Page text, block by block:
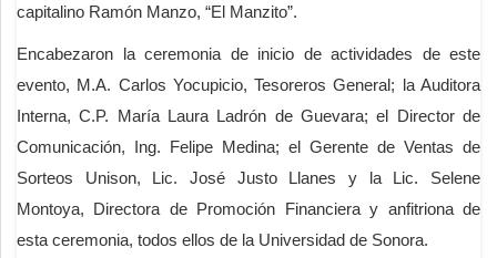
capitalino Ramón Manzo, “El Manzito”.
Encabezaron la ceremonia de inicio de actividades de este
evento, M.A. Carlos Yocupicio, Tesoreros General; la Auditora
Interna, C.P. María Laura Ladrón de Guevara; el Director de
Comunicación, Ing. Felipe Medina; el Gerente de Ventas de
Sorteos Unison, Lic. José Justo Llanes y la Lic. Selene
Montoya, Directora de Promoción Financiera y anfitriona de
esta ceremonia, todos ellos de la Universidad de Sonora.